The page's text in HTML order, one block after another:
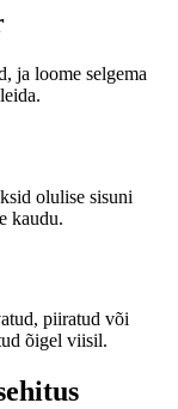
ja loome selgema
olulise sisuni
kaudu.
piiratud või
õigel viisil.